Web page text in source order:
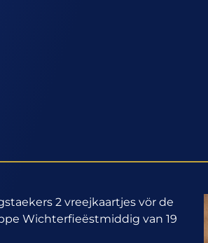
2 vreejkaartjes vör de
Wichterfieëstmiddig van 19